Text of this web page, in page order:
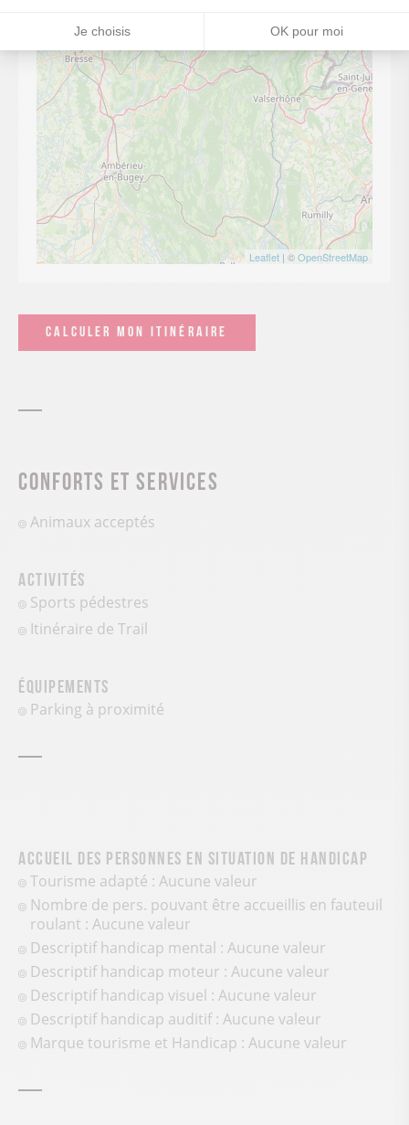
Leaflet | ©OpenStreetMap
CALCULER MON ITINÉRAIRE
Conforts et services
Animaux acceptés
Activités
Sports pédestres
Itinéraire de Trail
Équipements
Parking à proximité
Accueil des personnes en situation de handicap
Tourisme adapté : Aucune valeur
Nombre de pers. pouvant être accueillis en fauteuil
roulant : Aucune valeur
Descriptif handicap mental : Aucune valeur
Descriptif handicap moteur : Aucune valeur
Descriptif handicap visuel : Aucune valeur
Descriptif handicap auditif : Aucune valeur
Marque tourisme et Handicap : Aucune valeur
Je choisis OK pour moi